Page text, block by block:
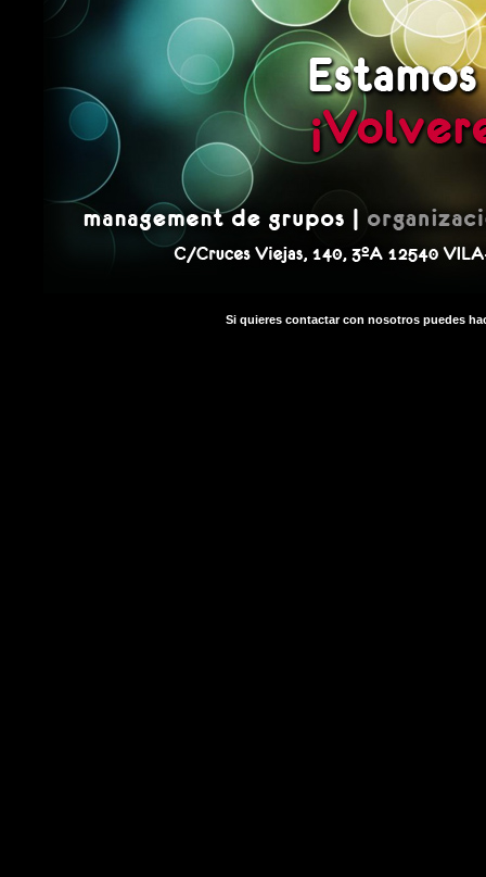
Si quieres contactar con nosotros puedes